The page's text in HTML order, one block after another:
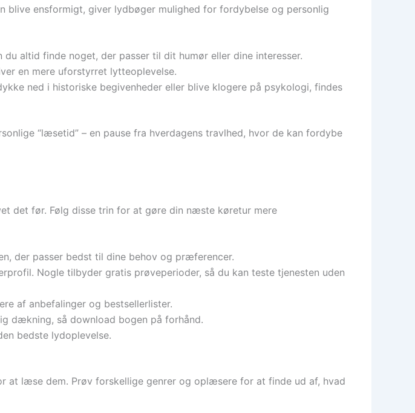
ensformigt, giver lydbøger mulighed for fordybelse og personlig
altid finde noget, der passer til dit humør eller dine interesser.
en mere uforstyrret lytteoplevelse.
ned i historiske begivenheder eller blive klogere på psykologi, findes
“læsetid” – en pause fra hverdagens travlhed, hvor de kan fordybe
det før. Følg disse trin for at gøre din næste køretur mere
der passer bedst til dine behov og præferencer.
Nogle tilbyder gratis prøveperioder, så du kan teste tjenesten uden
af anbefalinger og bestsellerlister.
dækning, så download bogen på forhånd.
bedste lydoplevelse.
læse dem. Prøv forskellige genrer og oplæsere for at finde ud af, hvad